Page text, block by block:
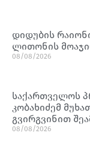
დიდუბის
ლითონის
08/08/2026
საქართველოს
კობახიძემ
გვირგვინით
08/08/2026